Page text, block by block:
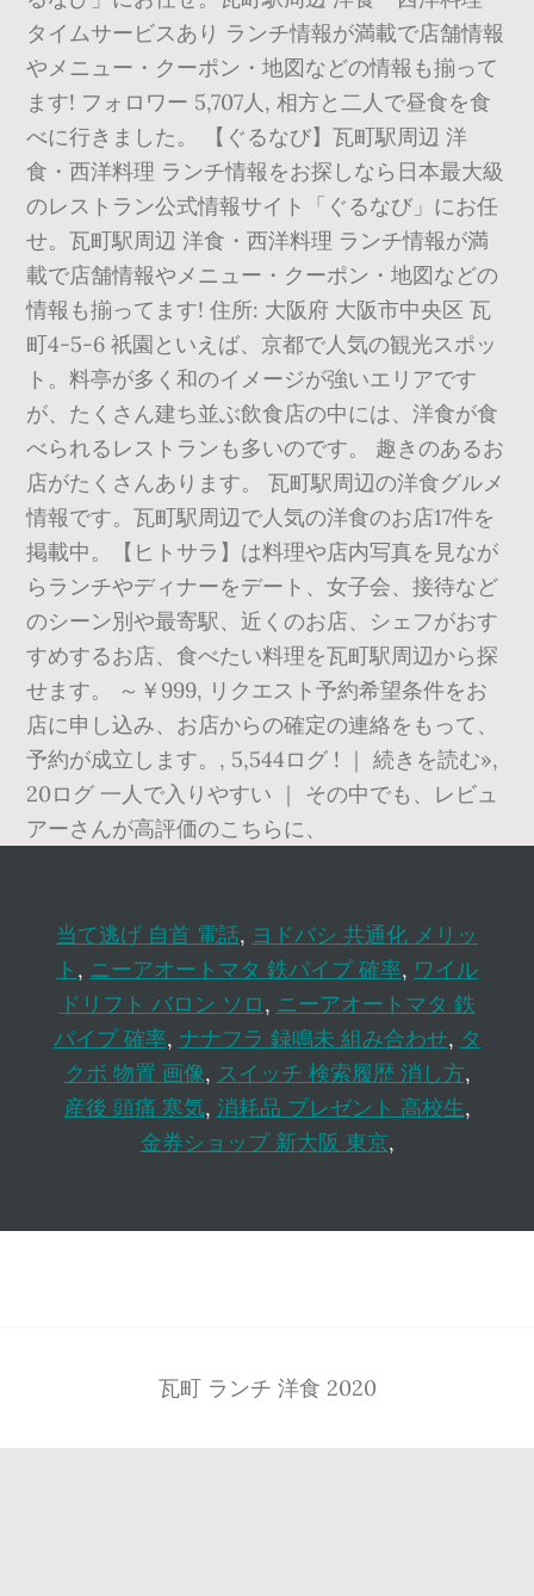
タイムサービスあり ランチ情報が満載で店舗情報
やメニュー・クーポン・地図などの情報も揃って
ます! フォロワー 5,707人, 相方と二人で昼食を食
べに行きました。 【ぐるなび】瓦町駅周辺 洋
食・西洋料理 ランチ情報をお探しなら日本最大級
のレストラン公式情報サイト「ぐるなび」にお任
せ。瓦町駅周辺 洋食・西洋料理 ランチ情報が満
載で店舗情報やメニュー・クーポン・地図などの
情報も揃ってます! 住所: 大阪府 大阪市中央区 瓦
町4-5-6 祇園といえば、京都で人気の観光スポッ
ト。料亭が多く和のイメージが強いエリアです
が、たくさん建ち並ぶ飲食店の中には、洋食が食
べられるレストランも多いのです。 趣きのあるお
店がたくさんあります。 瓦町駅周辺の洋食グルメ
情報です。瓦町駅周辺で人気の洋食のお店17件を
掲載中。【ヒトサラ】は料理や店内写真を見なが
らランチやディナーをデート、女子会、接待など
のシーン別や最寄駅、近くのお店、シェフがおす
すめするお店、食べたい料理を瓦町駅周辺から探
せます。 ～￥999, リクエスト予約希望条件をお
店に申し込み、お店からの確定の連絡をもって、
予約が成立します。, 5,544ログ ! ｜ 続きを読む»,
20ログ 一人で入りやすい ｜ その中でも、レビュ
アーさんが高評価のこちらに、
当て逃げ 自首 電話, ヨドバシ 共通化 メリッ
ト , ニーアオートマタ 鉄パイプ 確率, ワイル
ドリフト バロン ソロ, ニーアオートマタ 鉄
パイプ 確率, ナナフラ 録鳴未 組み合わせ, タ
クボ 物置 画像, スイッチ 検索履歴 消し方,
産後 頭痛 寒気, 消耗品 プレゼント 高校生,
金券ショップ 新大阪 東京,
瓦町 ランチ 洋食 2020